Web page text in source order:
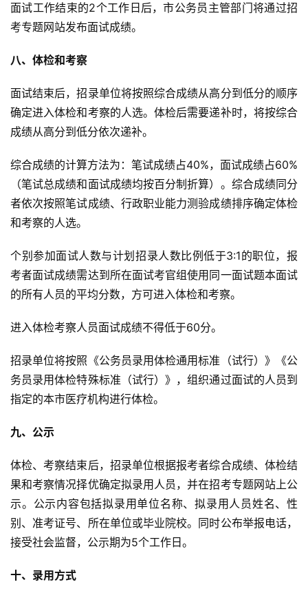
面试工作结束的2个工作日后，市公务员主管部门将通过招
考专题网站发布面试成绩。
八、体检和考察
面试结束后，招录单位将按照综合成绩从高分到低分的顺序
确定进入体检和考察的人选。体检后需要递补时，将按综合
成绩从高分到低分依次递补。
综合成绩的计算方法为：笔试成绩占40%，面试成绩占60%
（笔试总成绩和面试成绩均按百分制折算）。综合成绩同分
者依次按照笔试成绩、行政职业能力测验成绩排序确定体检
和考察的人选。
个别参加面试人数与计划招录人数比例低于3:1的职位，报
考者面试成绩需达到所在面试考官组使用同一面试题本面试
的所有人员的平均分数，方可进入体检和考察。
进入体检考察人员面试成绩不得低于60分。
招录单位将按照《公务员录用体检通用标准（试行）》《公
务员录用体检特殊标准（试行）》，组织通过面试的人员到
指定的本市医疗机构进行体检。
九、公示
体检、考察结束后，招录单位根据报考者综合成绩、体检结
果和考察情况择优确定拟录用人员，并在招考专题网站上公
示。公示内容包括拟录用单位名称、拟录用人员姓名、性
别、准考证号、所在单位或毕业院校。同时公布举报电话，
接受社会监督，公示期为5个工作日。
十、录用方式